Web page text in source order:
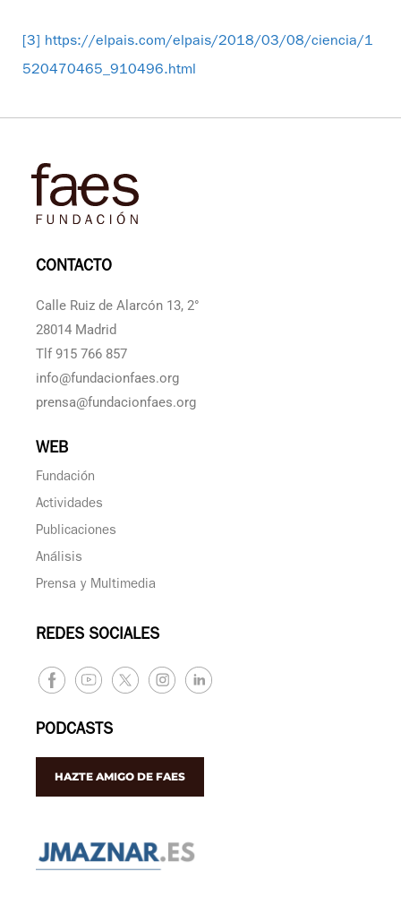
[3]
https://elpais.com/elpais/2018/03/08/ciencia/1
520470465_910496.html
CONTACTO
Calle Ruiz de Alarcón 13, 2°
28014 Madrid
Tlf 915 766 857
info@fundacionfaes.org
prensa@fundacionfaes.org
WEB
Fundación
Actividades
Publicaciones
Análisis
Prensa y Multimedia
REDES SOCIALES
PODCASTS
HAZTE AMIGO DE FAES